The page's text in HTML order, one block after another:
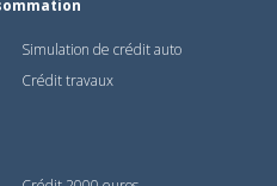
Simulation de crédit auto
Crédit travaux